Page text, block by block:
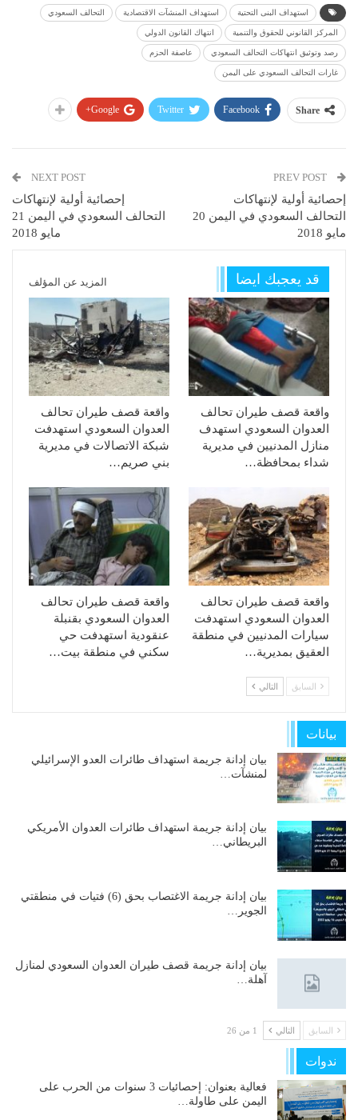
استهداف البنى التحتية استهداف المنشآت الاقتصادية التحالف السعودي
المركز القانوني للحقوق والتنمية انتهاك القانون الدولي
رصد وتوثيق انتهاكات التحالف السعودي عاصفة الحزم
غارات التحالف السعودي على اليمن
Share
Facebook
Twitter
Google+
إحصائية أولية لإنتهاكات
التحالف السعودي في اليمن 20
مايو 2018
NEXT POST
إحصائية أولية لإنتهاكات
التحالف السعودي في اليمن 21
مايو 2018
قد يعجبك ايضا المزيد عن المؤلف
واقعة قصف طيران تحالف
العدوان السعودي استهدف
منازل المدنيين في مديرية
شداء بمحافظة…
واقعة قصف طيران تحالف
العدوان السعودي استهدفت
شبكة الاتصالات في مديرية
بني صريم…
واقعة قصف طيران تحالف
العدوان السعودي استهدفت
سيارات المدنيين في منطقة
العقيق بمديرية…
واقعة قصف طيران تحالف
العدوان السعودي بقنبلة
عنقودية استهدفت حي
سكني في منطقة بيت…
السابق التالي
بيانات
بيان إدانة جريمة استهداف طائرات العدو الإسرائيلي
لمنشآت…
بيان إدانة جريمة استهداف طائرات العدوان الأمريكي
البريطاني…
بيان إدانة جريمة الاغتصاب بحق (6) فتيات في منطقتي
الجوير…
بيان إدانة جريمة قصف طيران العدوان السعودي لمنازل
آهلة…
السابق التالي 1 من 26
ندوات
فعالية بعنوان: إحصائيات 3 سنوات من الحرب على
اليمن على طاولة…